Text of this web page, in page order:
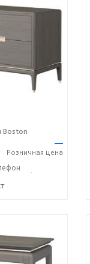
Boston
—
Розничная цена
+7 (928) 158-33-84